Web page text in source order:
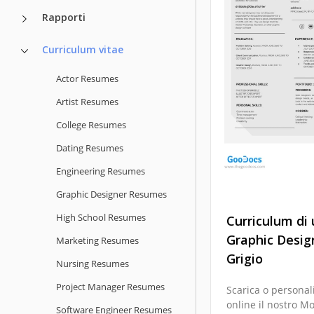
Rapporti
Curriculum vitae
Actor Resumes
Artist Resumes
College Resumes
Dating Resumes
Engineering Resumes
Graphic Designer Resumes
High School Resumes
Marketing Resumes
Nursing Resumes
Project Manager Resumes
Software Engineer Resumes
di Curriculum per
Principianti
Google Slides per
cerca di lavoro!
Google Docs
Curriculum di
Graphic
Grigio
Scarica o
online il nostro